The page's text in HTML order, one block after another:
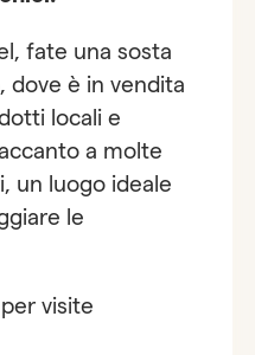
fate una sosta
, dove è in vendita
locali e
a molte
un luogo ideale
le
visite